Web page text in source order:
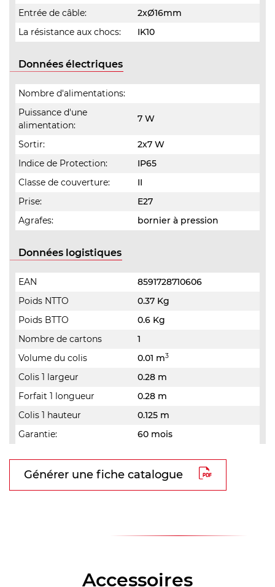
Entrée de câble:
2xØ16mm
La résistance aux chocs:
IK10
Données électriques
Nombre d'alimentations:
Puissance d'une
alimentation:
7 W
Sortir:
2x7 W
Indice de Protection:
IP65
Classe de couverture:
II
Prise:
E27
Agrafes:
bornier à pression
Données logistiques
EAN
8591728710606
Poids NTTO
0.37 Kg
Poids BTTO
0.6 Kg
Nombre de cartons
1
Volume du colis
0.01 m3
Colis 1 largeur
0.28 m
Forfait 1 longueur
0.28 m
Colis 1 hauteur
0.125 m
Garantie:
60 mois
Générer une fiche catalogue
Accessoires